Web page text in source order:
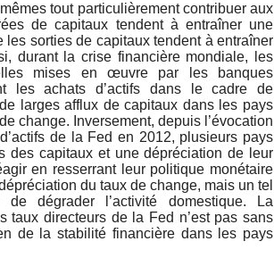
tout particulièrement contribuer aux
de capitaux tendent à entraîner une
sorties de capitaux tendent à entraîner
durant la crise financière mondiale, les
mises en œuvre par les banques
les achats d’actifs dans le cadre de
larges afflux de capitaux dans les pays
change. Inversement, depuis l’évocation
de la Fed en 2012, plusieurs pays
des capitaux et une dépréciation de leur
en resserrant leur politique monétaire
du taux de change, mais un tel
de dégrader l’activité domestique. La
taux directeurs de la Fed n’est pas sans
de la stabilité financière dans les pays